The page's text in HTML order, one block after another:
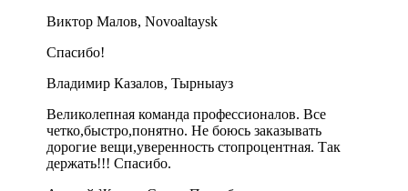
Виктор Малов, Novoaltaysk
Спасибо!
Владимир Казалов, Тырныауз
Великолепная команда профессионалов. Все
четко,быстро,понятно. Не боюсь заказывать
дорогие вещи,уверенность стопроцентная. Так
держать!!! Спасибо.